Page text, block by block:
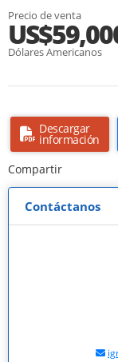
Precio de venta
Dólares Americanos
Descargar
información
Compartir
Contáctanos